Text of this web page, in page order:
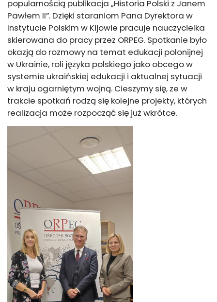
popularnością publikacja „Historia Polski z Janem
Pawłem II”. Dzięki staraniom Pana Dyrektora w
Instytucie Polskim w Kijowie pracuje nauczycielka
skierowana do pracy przez ORPEG. Spotkanie było
okazją do rozmowy na temat edukacji polonijnej
w Ukrainie, roli języka polskiego jako obcego w
systemie ukraińskiej edukacji i aktualnej sytuacji
w kraju ogarniętym wojną. Cieszymy się, ze w
trakcie spotkań rodzą się kolejne projekty, których
realizacja może rozpocząć się już wkrótce.